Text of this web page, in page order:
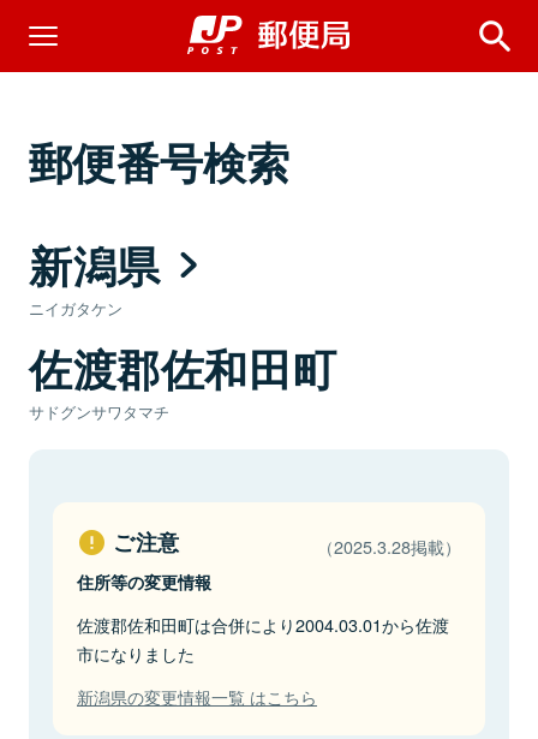
郵便番号検索
新潟県
ニイガタケン
佐渡郡佐和田町
サドグンサワタマチ
ご注意 （2025.3.28掲載）
住所等の変更情報
佐渡郡佐和田町は合併により2004.03.01から佐渡
市になりました
新潟県の変更情報一覧 はこちら